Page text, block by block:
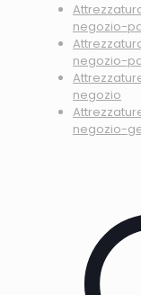
negozio-
negozio-
negozio
negozio-